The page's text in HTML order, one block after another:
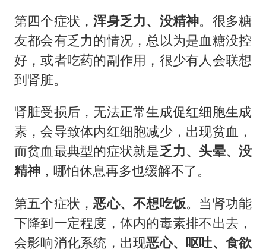
第四个症状，浑身乏力、没精神。很多糖
友都会有乏力的情况，总以为是血糖没控
好，或者吃药的副作用，很少有人会联想
到肾脏。
肾脏受损后，无法正常生成促红细胞生成
素，会导致体内红细胞减少，出现贫血，
而贫血最典型的症状就是乏力、头晕、没
精神，哪怕休息再多也缓解不了。
第五个症状，恶心、不想吃饭。当肾功能
下降到一定程度，体内的毒素排不出去，
会影响消化系统，出现恶心、呕吐、食欲